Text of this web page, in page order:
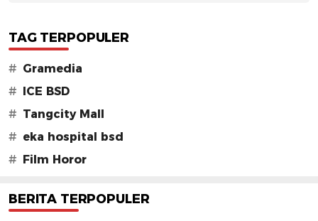
TAG TERPOPULER
# Gramedia
#
ICE BSD
# Tangcity Mall
# eka hospital bsd
#
Film Horor
BERITA TERPOPULER